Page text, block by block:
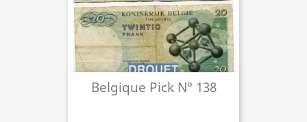
Belgique Pick N° 138